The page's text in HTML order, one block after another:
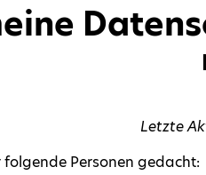
Letzte
Personen gedacht: